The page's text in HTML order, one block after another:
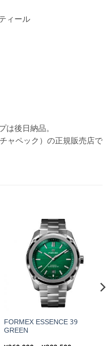
ィール
後日納品。
ャペック）の正規販売店で
FORMEX ESSENCE 39
GREEN